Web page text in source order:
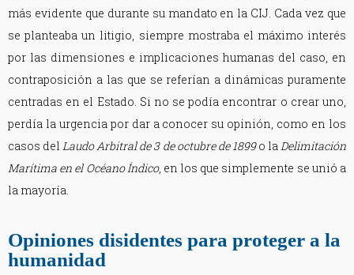
más evidente que durante su mandato en la CIJ. Cada vez que
se planteaba un litigio, siempre mostraba el máximo interés
por las dimensiones e implicaciones humanas del caso, en
contraposición a las que se referían a dinámicas puramente
centradas en el Estado. Si no se podía encontrar o crear uno,
perdía la urgencia por dar a conocer su opinión, como en los
casos delLaudo Arbitral de 3 de octubre de 1899o laDelimitación
Marítima en el Océano Índico, en los que simplemente se unió a
la mayoría.
Opiniones disidentes para proteger a la
humanidad